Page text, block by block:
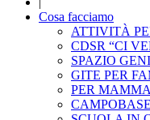
Cosa facciamo
ATTIVITÀ
CDSR “CI
SPAZIO
GITE PER
PER